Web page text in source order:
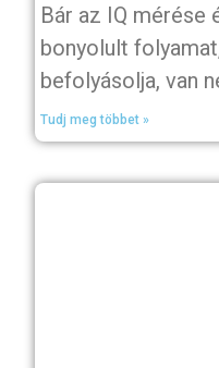
Bár az IQ mérése
bonyolult
befolyásolja, van
Tudj meg többet »